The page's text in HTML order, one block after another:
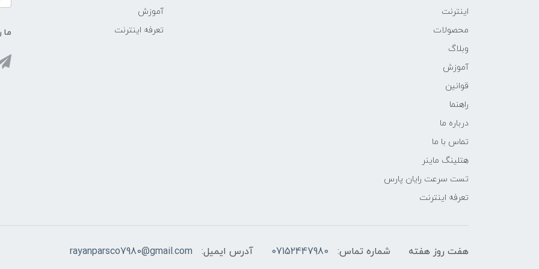
اینترنت
محصولات
وبلاگ
آموزش
قوانین
راهنما
درباره ما
تماس با ما
هتلینگ ماینر
تست سرعت رایان پارس
تعرفه اینترنت
آموزش
تعرفه اینترنت
ما
هفت روز هفته شماره تماس: 07152447980 آدرس ایمیل: rayanparsco7980@gmail.com